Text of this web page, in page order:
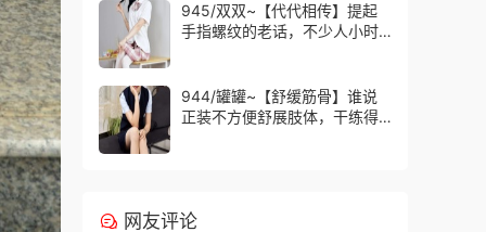
945/双双~【代代相传】提起
手指螺纹的老话，不少人小时
944/罐罐~【舒缓筋骨】谁说
正装不方便舒展肢体，干练得
网友评论